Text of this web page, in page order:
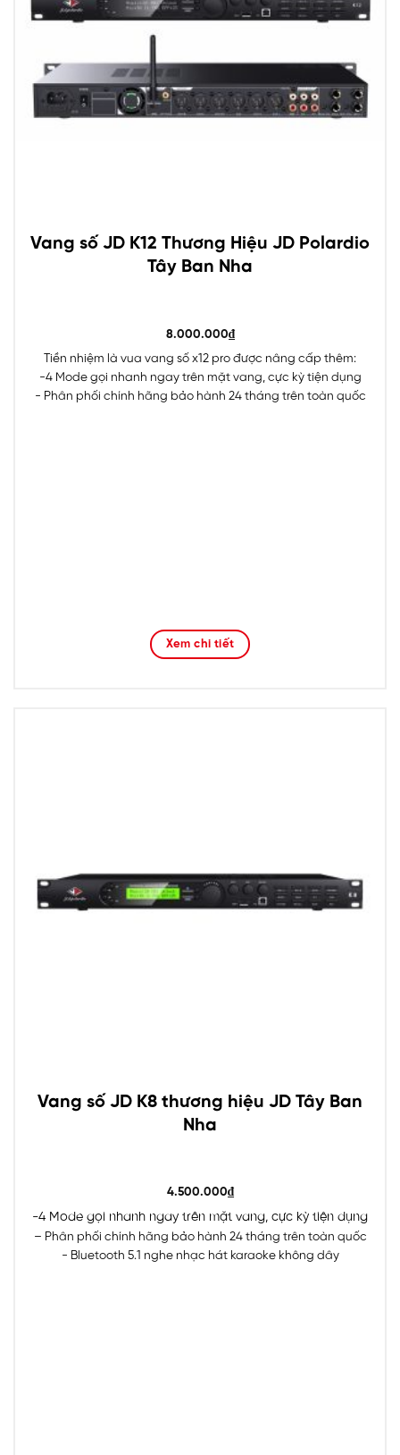
Vang số JD K12 Thương Hiệu JD Polardio
Tây Ban Nha
8.000.000₫
Tiền nhiệm là vua vang số x12 pro được nâng cấp thêm:
-4 Mode gọi nhanh ngay trên mặt vang, cực kỳ tiện dụng
- Phân phối chính hãng bảo hành 24 tháng trên toàn quốc
Xem chi tiết
Vang số JD K8 thương hiệu JD Tây Ban
Nha
4.500.000₫
-4 Mode gọi nhanh ngay trên mặt vang, cực kỳ tiện dụng
– Phân phối chính hãng bảo hành 24 tháng trên toàn quốc
- Bluetooth 5.1 nghe nhạc hát karaoke không dây